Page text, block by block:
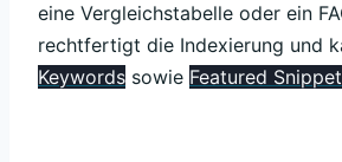
eine Vergleichstabelle oder ein
rechtfertigt die Indexierung und
Keywords sowie Featured